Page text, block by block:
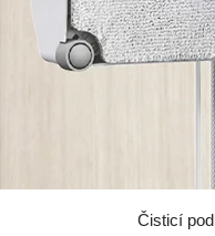
Čisticí